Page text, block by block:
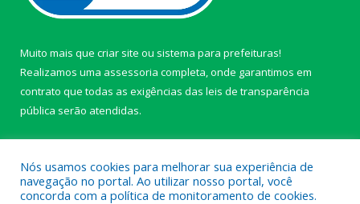
Muito mais que criar site ou sistema para prefeituras!
Realizamos uma assessoria completa, onde garantimos em
contrato que todas as exigências das leis de transparência
pública serão atendidas.
Nós usamos cookies para melhorar sua experiência de
navegação no portal. Ao utilizar nosso portal, você
concorda com a política de monitoramento de cookies.